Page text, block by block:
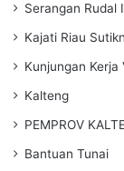
Serangan Rudal
Kajati Riau
Kunjungan Kerja
Kalteng
PEMPROV
Bantuan Tunai